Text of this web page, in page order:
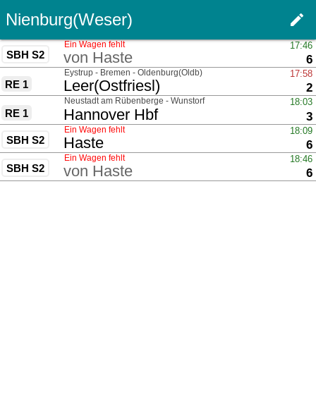
Nienburg(Weser) edit
SBH S2 von
Haste
17:46
6
Ein Wagen fehlt
RE 1 nach
Leer(Ostfriesl)
17:58
2
über
Eystrup - Bremen - Oldenburg(Oldb)
RE 1 nach
Hannover Hbf
18:03
3
über
Neustadt am Rübenberge - Wunstorf
SBH S2 nach
Haste
18:09
6
Ein Wagen fehlt
SBH S2 von
Haste
18:46
6
Ein Wagen fehlt